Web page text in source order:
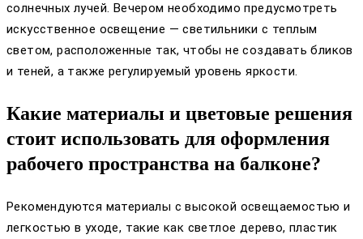
солнечных лучей. Вечером необходимо предусмотреть
искусственное освещение — светильники с теплым
светом, расположенные так, чтобы не создавать бликов
и теней, а также регулируемый уровень яркости.
Какие материалы и цветовые решения
стоит использовать для оформления
рабочего пространства на балконе?
Рекомендуются материалы с высокой освещаемостью и
легкостью в уходе, такие как светлое дерево, пластик